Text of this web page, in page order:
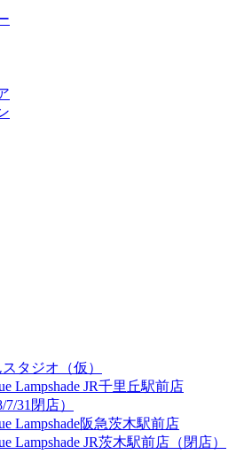
タジオ（仮）
Lampshade JR千里丘駅前店
7/31閉店）
Lampshade阪急茨木駅前店
Lampshade JR茨木駅前店（閉店）